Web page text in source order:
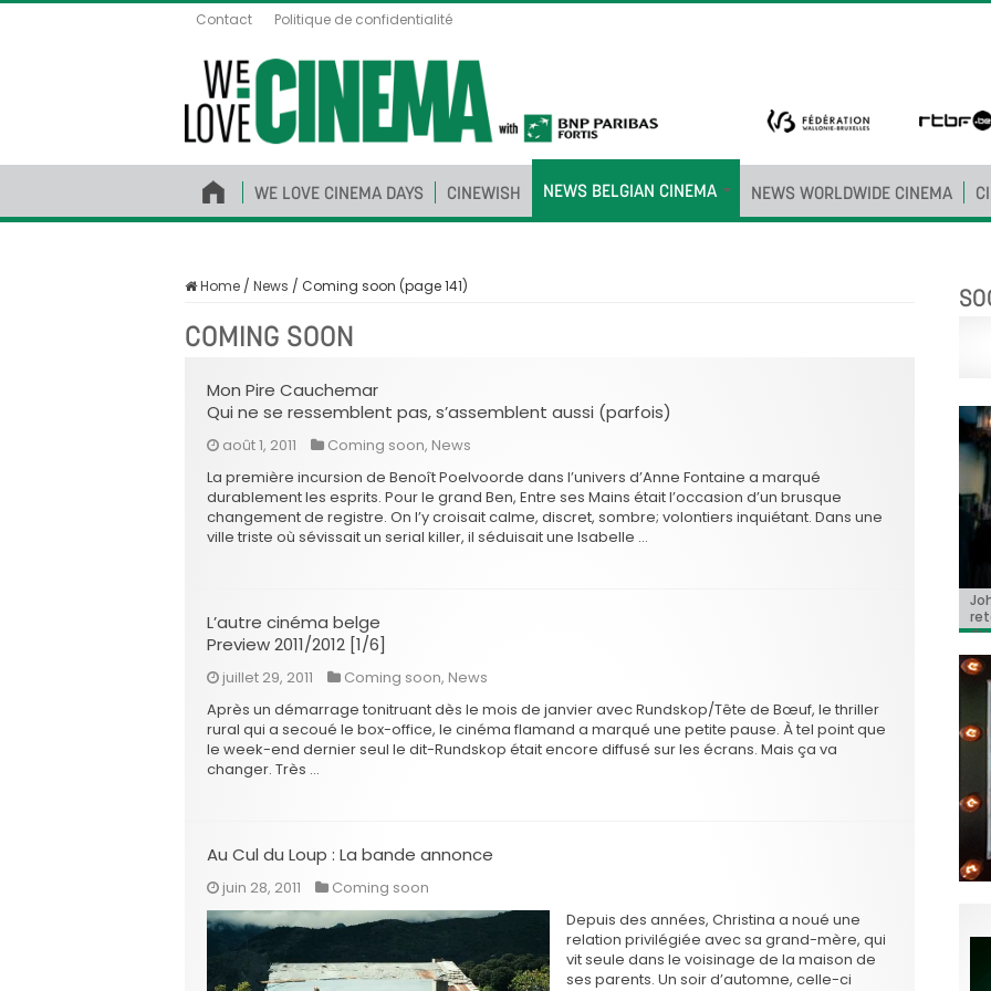
Contact Politique de confidentialité
WE LOVE CINEMA DAYS CINEWISH NEWS BELGIAN CINEMA NEWS WORLDWIDE CINEMA
Home / News / Coming soon (page 141)
COMING SOON
Mon Pire Cauchemar
Qui ne se ressemblent pas, s’assemblent aussi (parfois)
août 1, 2011 Coming soon, News
La première incursion de Benoît Poelvoorde dans l’univers d’Anne Fontaine a marqué
durablement les esprits. Pour le grand Ben, Entre ses Mains était l’occasion d’un brusque
changement de registre. On l’y croisait calme, discret, sombre; volontiers inquiétant. Dans une
ville triste où sévissait un serial killer, il séduisait une Isabelle …
L’autre cinéma belge
Preview 2011/2012 [1/6]
juillet 29, 2011 Coming soon, News
Après un démarrage tonitruant dès le mois de janvier avec Rundskop/Tête de Bœuf, le thriller
rural qui a secoué le box-office, le cinéma flamand a marqué une petite pause. À tel point que
le week-end dernier seul le dit-Rundskop était encore diffusé sur les écrans. Mais ça va
changer. Très …
Au Cul du Loup : La bande annonce
juin 28, 2011
Coming soon
Depuis des années, Christina a noué une
relation privilégiée avec sa grand-mère, qui
vit seule dans le voisinage de la maison de
ses parents. Un soir d’automne, celle-ci
du
«
«